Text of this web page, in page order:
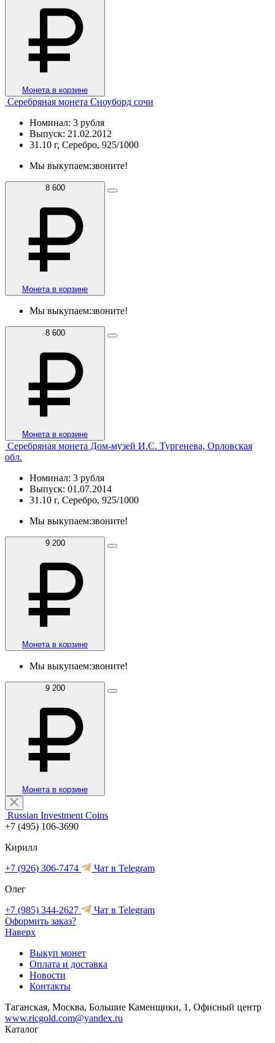
Монета в корзине
Серебряная монета Сноуборд сочи
Номинал: 3 рубля
Выпуск: 21.02.2012
31.10 г, Серебро, 925/1000
Мы выкупаем:звоните!
8 600
Монета в корзине
Мы выкупаем:звоните!
8 600
Монета в корзине
Серебряная монета Дом-музей И.С. Тургенева, Орловская
обл.
Номинал: 3 рубля
Выпуск: 01.07.2014
31.10 г, Серебро, 925/1000
Мы выкупаем:звоните!
9 200
Монета в корзине
Мы выкупаем:звоните!
9 200
Монета в корзине
Russian Investment Coins
+7 (495) 106-3690
Кирилл
+7 (926) 306-7474
Чат в Telegram
Олег
+7 (985) 344-2627
Чат в Telegram
Оформить заказ?
Наверх
Выкуп монет
Оплата и доставка
Новости
Контакты
Таганская, Москва, Большие Каменщики, 1, Офисный центр
www.ricgold.com@yandex.ru
Каталог